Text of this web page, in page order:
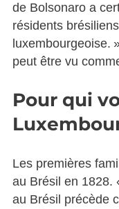
de Bolsonaro a
résidents
luxembourgeoise.
peut être vu
Pour qui
Les premières
au Brésil en 1828.
au Brésil précède